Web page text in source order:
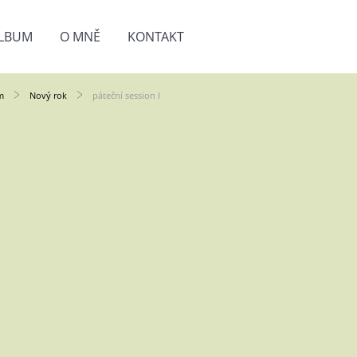
O MNĚ KONTAKT
Nový rok páteční session I